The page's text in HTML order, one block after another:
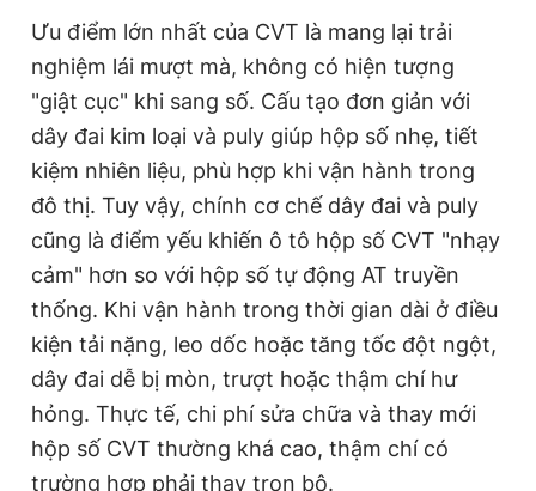
Ưu điểm lớn nhất của CVT là mang lại trải
nghiệm lái mượt mà, không có hiện tượng
"giật cục" khi sang số. Cấu tạo đơn giản với
dây đai kim loại và puly giúp hộp số nhẹ, tiết
kiệm nhiên liệu, phù hợp khi vận hành trong
đô thị. Tuy vậy, chính cơ chế dây đai và puly
cũng là điểm yếu khiến ô tô hộp số CVT "nhạy
cảm" hơn so với hộp số tự động AT truyền
thống. Khi vận hành trong thời gian dài ở điều
kiện tải nặng, leo dốc hoặc tăng tốc đột ngột,
dây đai dễ bị mòn, trượt hoặc thậm chí hư
hỏng. Thực tế, chi phí sửa chữa và thay mới
hộp số CVT thường khá cao, thậm chí có
trường hợp phải thay trọn bộ.